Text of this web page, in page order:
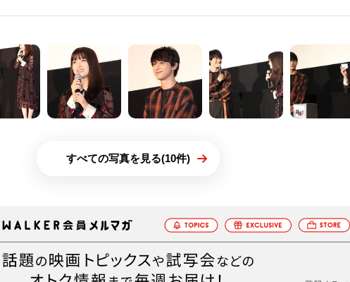
すべての写真を見る(10件)